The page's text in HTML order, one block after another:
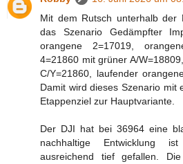
Mit dem Rutsch unterhalb der
das Szenario Gedämpfter
orangene 2=17019,
4=21860 mit grüner A/
C/Y=21860, laufender
Damit wird dieses Szenario mit
Etappenziel zur Hauptvariante.
Der DJI hat bei 36964 eine
nachhaltige Entwicklung
ausreichend tief gefallen.